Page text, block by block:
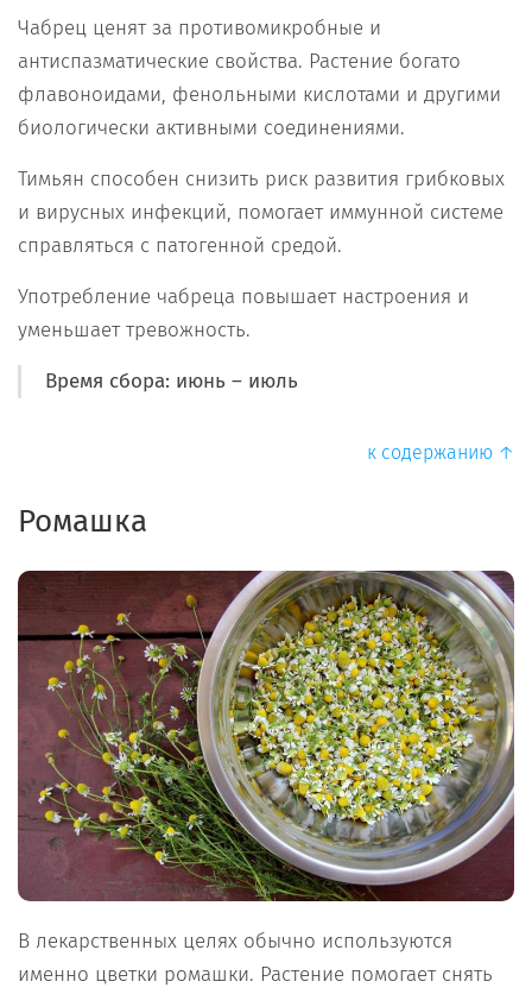
Чабрец ценят за противомикробные и
антиспазматические свойства. Растение богато
флавоноидами, фенольными кислотами и другими
биологически активными соединениями.
Тимьян способен снизить риск развития грибковых
и вирусных инфекций, помогает иммунной системе
справляться с патогенной средой.
Употребление чабреца повышает настроения и
уменьшает тревожность.
Время сбора: июнь – июль
к содержанию ↑
Ромашка
В лекарственных целях обычно используются
именно цветки ромашки. Растение помогает снять